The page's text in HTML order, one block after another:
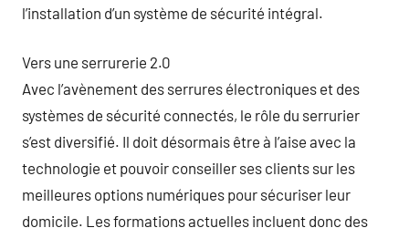
l’installation d’un système de sécurité intégral.
Vers une serrurerie 2.0
Avec l’avènement des serrures électroniques et des
systèmes de sécurité connectés, le rôle du serrurier
s’est diversifié. Il doit désormais être à l’aise avec la
technologie et pouvoir conseiller ses clients sur les
meilleures options numériques pour sécuriser leur
domicile. Les formations actuelles incluent donc des